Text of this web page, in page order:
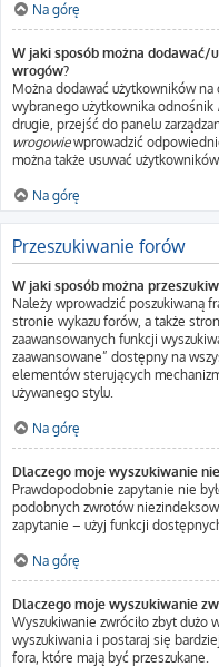
Na górę
W jaki sposób można
wrogów?
Można dodawać użytkowników
wybranego użytkownika odnośnik
drugie, przejść do panelu
wrogowiewprowadzić
można także usuwać
Na górę
Przeszukiwanie forów
W jaki sposób można
Należy wprowadzić poszukiwaną
stronie wykazu forów, a także
zaawansowanych funkcji
zaawansowane” dostępny na
elementów sterujących
używanego stylu.
Na górę
Dlaczego moje wyszukiwanie
Prawdopodobnie zapytanie nie
podobnych zwrotów
zapytanie – użyj funkcji
Na górę
Dlaczego moje wyszukiwanie
Wyszukiwanie zwróciło zbyt dużo
wyszukiwania i postaraj się
fora, które mają być przeszukane.